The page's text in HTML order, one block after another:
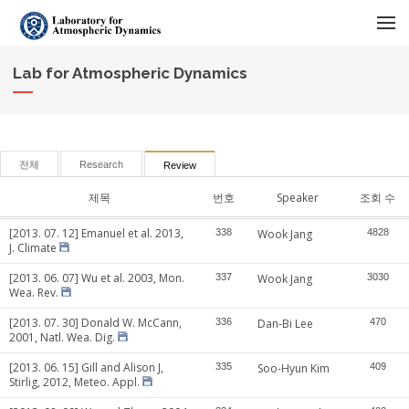
Lab for Atmospheric Dynamics
전체 Research Review
제목 번호 Speaker 조회 수
[2013. 07. 12] Emanuel et al. 2013,
J. Climate
338 Wook Jang 4828
[2013. 06. 07] Wu et al. 2003, Mon.
Wea. Rev.
337 Wook Jang 3030
[2013. 07. 30] Donald W. McCann,
2001, Natl. Wea. Dig.
336 Dan-Bi Lee 470
[2013. 06. 15] Gill and Alison J,
Stirlig, 2012, Meteo. Appl.
335 Soo-Hyun Kim 409